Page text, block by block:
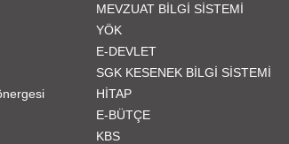
MEVZUAT BİLGİ SİSTEMİ
YÖK
E-DEVLET
SGK KESENEK BİLGİ SİSTEMİ
HİTAP
E-BÜTÇE
KBS